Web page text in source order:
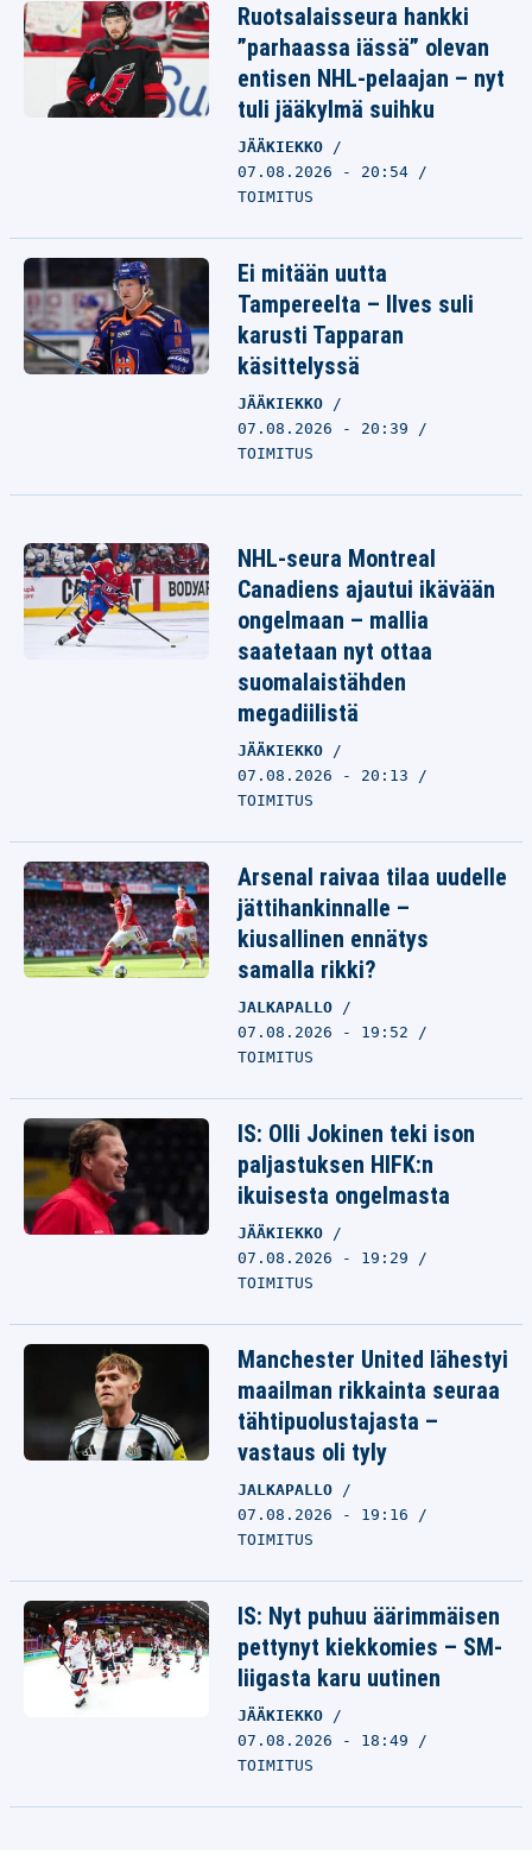
Ruotsalaisseura hankki
”parhaassa iässä” olevan
entisen NHL-pelaajan – nyt
tuli jääkylmä suihku
JÄÄKIEKKO
07.08.2026 - 20:54
TOIMITUS
Ei mitään uutta
Tampereelta – Ilves suli
karusti Tapparan
käsittelyssä
JÄÄKIEKKO
07.08.2026 - 20:39
TOIMITUS
NHL-seura Montreal
Canadiens ajautui ikävään
ongelmaan – mallia
saatetaan nyt ottaa
suomalaistähden
megadiilistä
JÄÄKIEKKO
07.08.2026 - 20:13
TOIMITUS
Arsenal raivaa tilaa uudelle
jättihankinnalle –
kiusallinen ennätys
samalla rikki?
JALKAPALLO
07.08.2026 - 19:52
TOIMITUS
IS: Olli Jokinen teki ison
paljastuksen HIFK:n
ikuisesta ongelmasta
JÄÄKIEKKO
07.08.2026 - 19:29
TOIMITUS
Manchester United lähestyi
maailman rikkainta seuraa
tähtipuolustajasta –
vastaus oli tyly
JALKAPALLO
07.08.2026 - 19:16
TOIMITUS
IS: Nyt puhuu äärimmäisen
pettynyt kiekkomies – SM-
liigasta karu uutinen
JÄÄKIEKKO
07.08.2026 - 18:49
TOIMITUS